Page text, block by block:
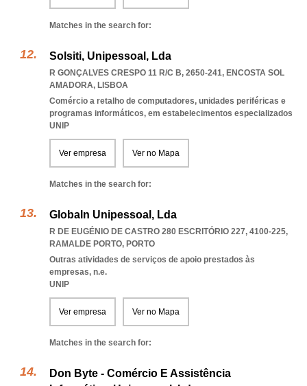
Matches in the search for:
Solsiti, Unipessoal, Lda
R GONÇALVES CRESPO 11 R/C B, 2650-241, ENCOSTA SOL
AMADORA, LISBOA
Comércio a retalho de computadores, unidades periféricas e
programas informáticos, em estabelecimentos especializados
UNIP
Ver empresa Ver no Mapa
Matches in the search for:
Globaln Unipessoal, Lda
R DE EUGÉNIO DE CASTRO 280 ESCRITÓRIO 227, 4100-225,
RAMALDE PORTO, PORTO
Outras atividades de serviços de apoio prestados às
empresas, n.e.
UNIP
Ver empresa Ver no Mapa
Matches in the search for:
Don Byte - Comércio E Assistência